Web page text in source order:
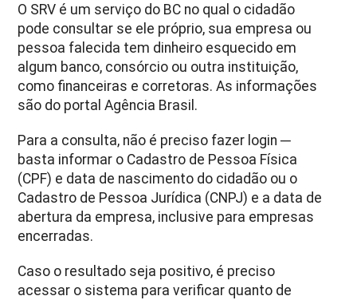
O SRV é um serviço do BC no qual o cidadão
pode consultar se ele próprio, sua empresa ou
pessoa falecida tem dinheiro esquecido em
algum banco, consórcio ou outra instituição,
como financeiras e corretoras. As informações
são do portal Agência Brasil.
Para a consulta, não é preciso fazer login ─
basta informar o Cadastro de Pessoa Física
(CPF) e data de nascimento do cidadão ou o
Cadastro de Pessoa Jurídica (CNPJ) e a data de
abertura da empresa, inclusive para empresas
encerradas.
Caso o resultado seja positivo, é preciso
acessar o sistema para verificar quanto de